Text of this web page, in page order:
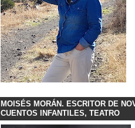
MOISÉS MORÁN. ESCRITOR DE
CUENTOS INFANTILES, TEATRO